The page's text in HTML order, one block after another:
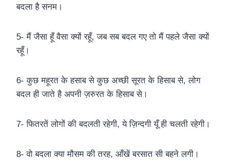
बदला है सनम।
5- मैं जैसा हूँ वैसा क्यों रहूँ, जब सब बदल गए तो मैं पहले जैसा क्यों
रहूँ।
6- कुछ महूरत के हसाब से कुछ अच्छी सूरत के हिसाब से, लोग
बदल ही जाते है अपनी ज़रुरत के हिसाब से।
7- फितरतें लोगों की बदलती रहेगी, ये ज़िन्दगी यूँ ही चलती रहेगी।
8- वो बदला क्या मौसम की तरह, आँखें बरसात सी बहने लगी।